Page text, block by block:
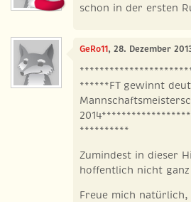
schon in der ersten
GeRo11, 28. Dezember
******FT gewinnt
**********
Zumindest in dieser
hoffentlich nicht
Freue mich natürlich,